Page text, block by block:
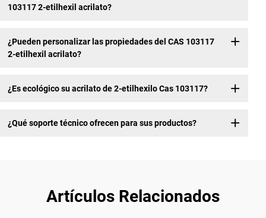
103117 2-etilhexil acrilato?
¿Pueden personalizar las propiedades del CAS 103117
2-etilhexil acrilato?
¿Es ecológico su acrilato de 2-etilhexilo Cas 103117?
¿Qué soporte técnico ofrecen para sus productos?
Artículos Relacionados